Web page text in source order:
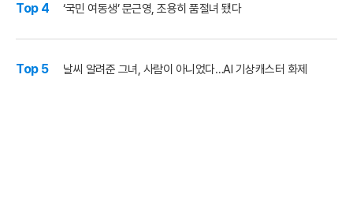
Top 4 ‘국민 여동생’ 문근영, 조용히 품절녀 됐다
Top 5 날씨 알려준 그녀, 사람이 아니었다…AI 기상캐스터 화제